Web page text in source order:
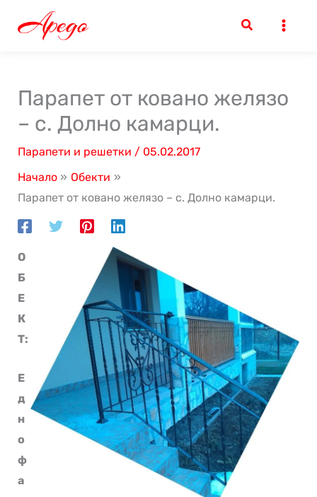
Парапет от ковано желязо
– с. Долно камарци.
Парапети и решетки / 05.02.2017
Начало
Обекти
Парапет от ковано желязо – с. Долно камарци.
О
Б
Е
К
Т:
Е
д
н
о
ф
а